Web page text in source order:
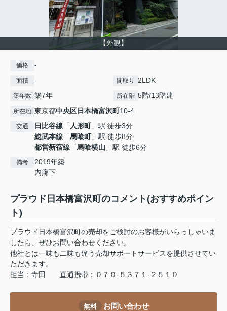
【外観】
価格 -
面積 - 間取り 2LDK
築年数 築7年 所在階 5階/13階建
所在地 東京都中央区日本橋富沢町10-4
交通 日比谷線 「 人形町」駅 徒歩3分
総武本線 「馬喰町」駅 徒歩8分
都営新宿線 「馬喰横山 」駅 徒歩6分
備考
2019年築
内廊下
プラウド日本橋富沢町のコメント(おすすめポイン
ト)
プラウド日本橋富沢町の売却をご検討のお客様がいらっしゃいま
したら、ぜひお問い合わせください。
他社とは一味も二味も違う売却サポートサービスを提供させてい
ただきます。
担当：寺田 直通携帯：０７０-５３７１-２５１０
無料 お問い合わせ